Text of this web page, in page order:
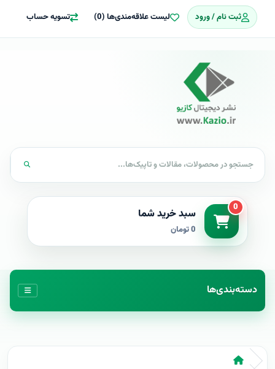
ثبت نام / ورود لیست علاقه‌مندی‌ها (0) تسویه حساب
0 سبد خرید شما
0 تومان
دسته‌بندی‌ها